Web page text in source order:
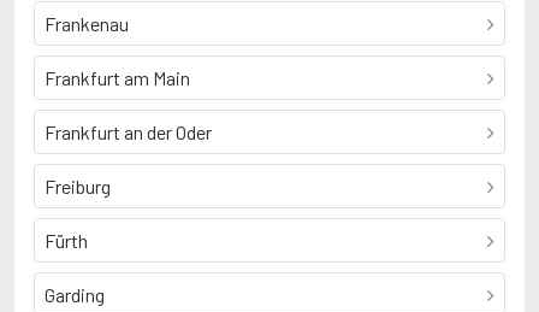
Frankenau
Frankfurt am Main
Frankfurt an der Oder
Freiburg
Fürth
Garding